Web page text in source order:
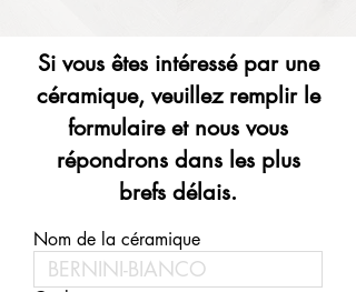
Si vous êtes intéressé par une
céramique, veuillez remplir le
formulaire et nous vous
répondrons dans les plus
brefs délais.
Nom de la céramique